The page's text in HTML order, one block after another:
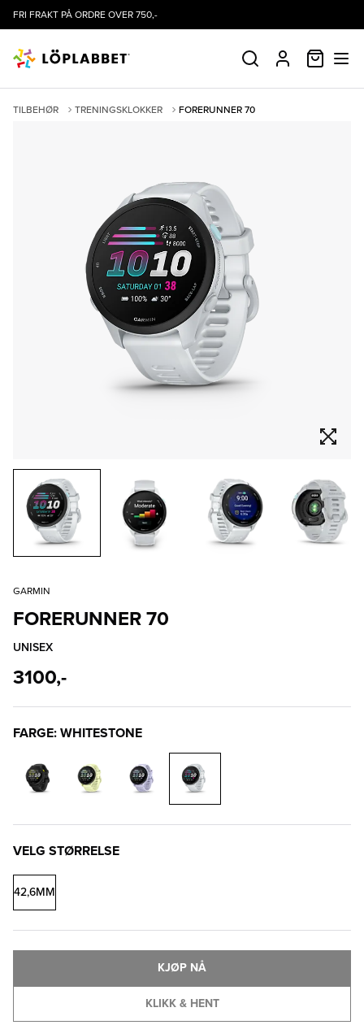
FRI FRAKT PÅ ORDRE OVER 750,-
SØK PROFIL
TILBEHØR TRENINGSKLOKKER FORERUNNER 70
GARMIN
FORERUNNER 70
UNISEX
3100,-
FARGE: WHITESTONE
VELG STØRRELSE
42,6MM
KLIKK & HENT
KJØP NÅ